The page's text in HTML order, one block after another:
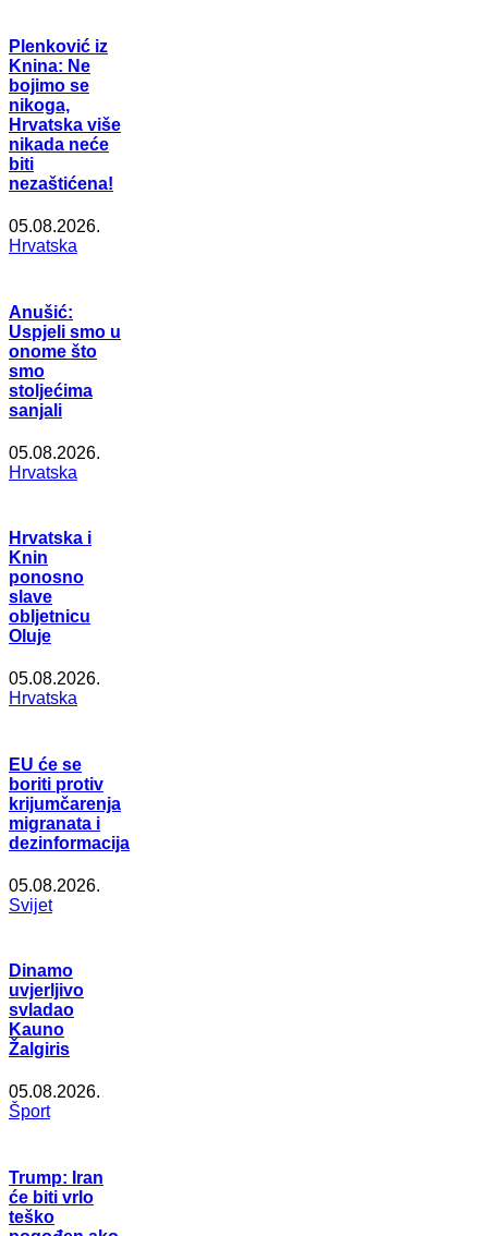
Plenković iz
Knina: Ne
bojimo se
nikoga,
Hrvatska više
nikada neće
biti
nezaštićena!
05.08.2026.
Hrvatska
Anušić:
Uspjeli smo u
onome što
smo
stoljećima
sanjali
05.08.2026.
Hrvatska
Hrvatska i
Knin
ponosno
slave
obljetnicu
Oluje
05.08.2026.
Hrvatska
EU će se
boriti protiv
krijumčarenja
migranata i
dezinformacija
05.08.2026.
Svijet
Dinamo
uvjerljivo
svladao
Kauno
Žalgiris
05.08.2026.
Šport
Trump: Iran
će biti vrlo
teško